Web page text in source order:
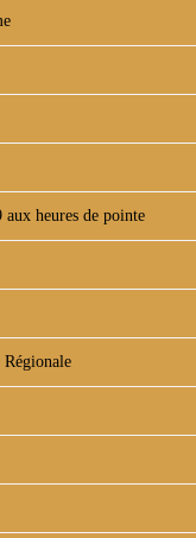
heures de pointe
Régionale